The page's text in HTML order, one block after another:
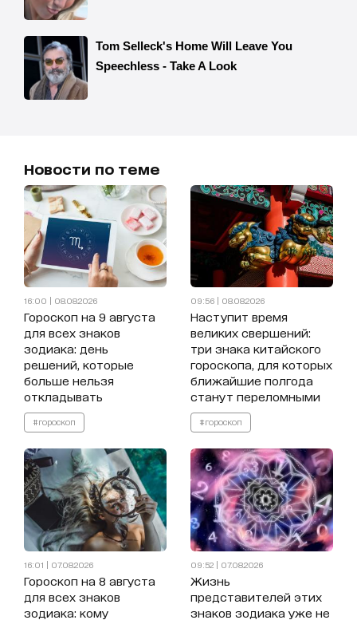
Новости по теме
16:00 | 08.08.2026
Гороскоп на 9 августа
для всех знаков
зодиака: день
решений, которые
больше нельзя
откладывать
#гороскоп
09:56 | 08.08.2026
Наступит время
великих свершений:
три знака китайского
гороскопа, для которых
ближайшие полгода
станут переломными
#гороскоп
16:01 | 07.08.2026
Гороскоп на 8 августа
для всех знаков
зодиака: кому
09:52 | 07.08.2026
Жизнь
представителей этих
знаков зодиака уже не